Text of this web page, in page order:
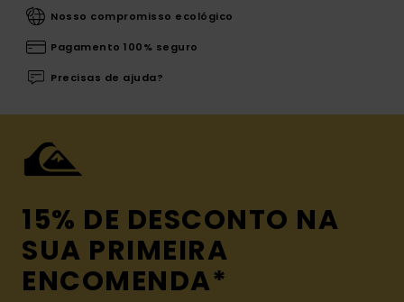
Nosso compromisso ecológico
Pagamento 100% seguro
Precisas de ajuda?
15% DE DESCONTO NA
SUA PRIMEIRA
ENCOMENDA*